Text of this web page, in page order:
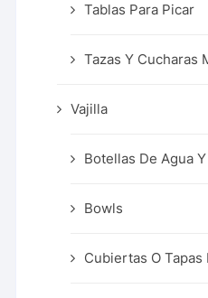
Tablas Para Picar
Tazas Y Cucharas
Vajilla
Botellas De Agua
Bowls
Cubiertas O Tapas